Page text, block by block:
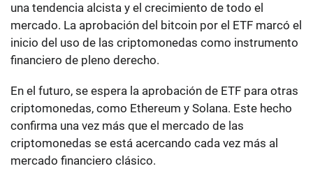
una tendencia alcista y el crecimiento de todo el
mercado. La aprobación del bitcoin por el ETF marcó el
inicio del uso de las criptomonedas como instrumento
financiero de pleno derecho.
En el futuro, se espera la aprobación de ETF para otras
criptomonedas, como Ethereum y Solana. Este hecho
confirma una vez más que el mercado de las
criptomonedas se está acercando cada vez más al
mercado financiero clásico.